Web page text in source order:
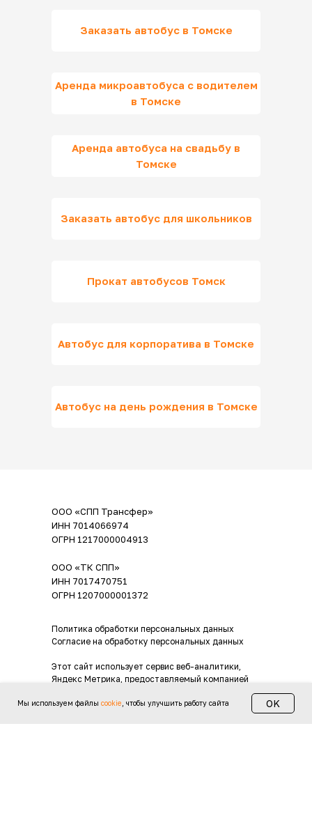
Заказать автобус в Томске
Аренда микроавтобуса с водителем
в Томске
Аренда автобуса на свадьбу в
Томске
Заказать автобус для школьников
Прокат автобусов Томск
Автобус для корпоратива в Томске
Автобус на день рождения в Томске
ООО «СПП Трансфер»
ИНН 7014066974
ОГРН 1217000004913
ООО «ТК СПП»
ИНН 7017470751
ОГРН 1207000001372
Политика обработки персональных данных
Согласие на обработку персональных данных
Этот сайт использует сервис веб-аналитики,
Яндекс Метрика, предоставляемый компанией
Толстого, 16
Мы используем файлы cookie , чтобы улучшить работу сайта OK